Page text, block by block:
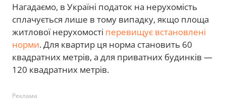
Нагадаємо, в Україні податок на нерухомість
сплачується лише в тому випадку, якщо площа
житлової нерухомості перевищує встановлені
норми. Для квартир ця норма становить 60
квадратних метрів, а для приватних будинків —
120 квадратних метрів.
Реклама